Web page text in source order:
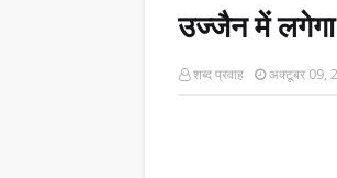
उज्जैन में
शब्द प्रवाह अक्टूबर 09,